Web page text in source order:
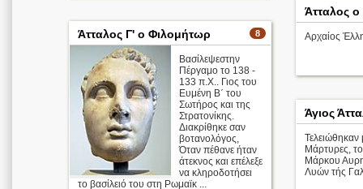
Άτταλος ο
Αρχαίος
8
Άτταλος Γ' ο Φιλομήτωρ
Βασίλεψεστην
Πέργαμο το 138 -
133 π.Χ.. Γιος του
Ευμένη Β΄ του
Σωτήρος και της
Στρατονίκης.
Διακρίθηκε σαν
βοτανολόγος,
Όταν πέθανε ήταν
άτεκνος και επέλεξε
να κληροδοτήσει
το βασίλειό του στη Ρωμαϊκ ...
Άγιος
Τελειώθηκαν
Μάρτυρες,
Μάρκου
Λυών τής